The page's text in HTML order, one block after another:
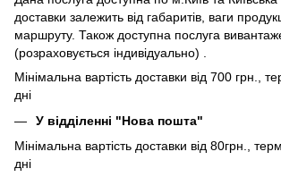
доставки залежить від габаритів, ваги
маршруту. Також доступна послуга
(розраховується індивідуально) .
Мінімальна вартість доставки від 700 грн.,
дні
У відділенні "Нова пошта"
Мінімальна вартість доставки від 80грн.,
дні